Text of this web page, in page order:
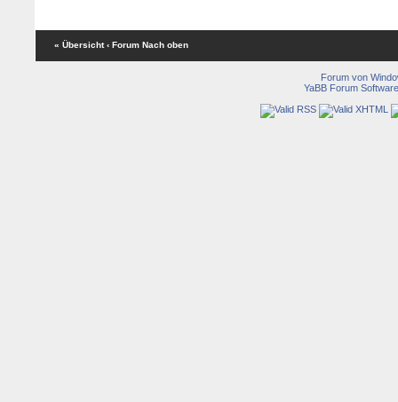
« Übersicht ‹ Forum Nach oben
Forum von
YaBB Forum Software